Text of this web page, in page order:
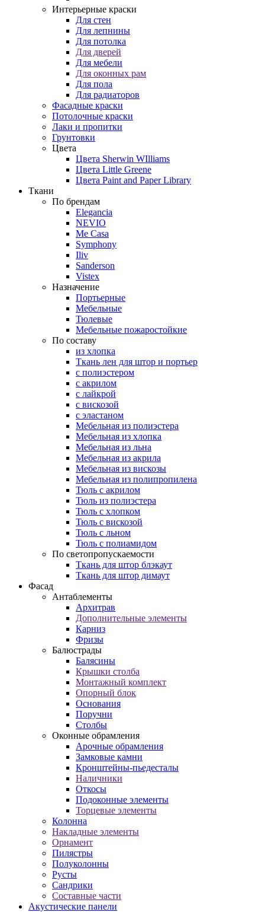
Интерьерные краски
Для стен
Для лепнины
Для потолка
Для дверей
Для мебели
Для оконных рам
Для пола
Для радиаторов
Фасадные краски
Потолочные краски
Лаки и пропитки
Грунтовки
Цвета
Цвета Sherwin WIlliams
Цвета Little Greene
Цвета Paint and Paper Library
Ткани
По брендам
Elegancia
NEVIO
Me Casa
Symphony
Iliv
Sanderson
Vistex
Назначение
Портьерные
Мебельные
Тюлевые
Мебельные пожаростойкие
По составу
из хлопка
Ткань лен для штор и портьер
с полиэстером
с акрилом
с лайкрой
с вискозой
с эластаном
Мебельная из полиэстера
Мебельная из хлопка
Мебельная из льна
Мебельная из акрила
Мебельная из вискозы
Мебельная из полипропилена
Тюль с акрилом
Тюль из полиэстера
Тюль с хлопком
Тюль с вискозой
Тюль с льном
Тюль с полиамидом
По светопропускаемости
Ткань для штор блэкаут
Ткань для штор димаут
Фасад
Антаблементы
Архитрав
Дополнительные элементы
Карниз
Фризы
Балюстрады
Балясины
Крышки столба
Монтажный комплект
Опорный блок
Основания
Поручни
Столбы
Оконные обрамления
Арочные обрамления
Замковые камни
Кронштейны-пьедесталы
Наличники
Откосы
Подоконные элементы
Торцевые элементы
Колонна
Накладные элементы
Орнамент
Пилястры
Полуколонны
Русты
Сандрики
Составные части
Акустические панели